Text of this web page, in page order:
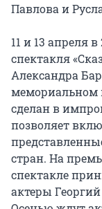
Павлова и
11 и 13 апреля
спектакля
Александра
мемориальном
сделан в
позволяет
стран. На
спектакле
актеры